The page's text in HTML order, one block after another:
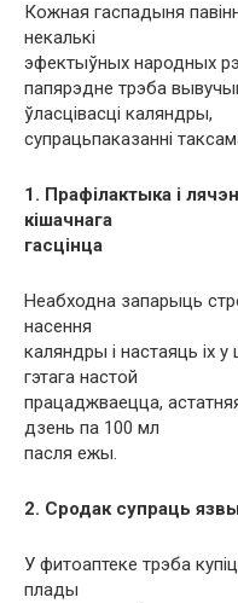
Кожная гаспадыня
некалькі
эфектыўных народных
папярэдне трэба
ўласцівасці каляндры,
супрацьпаказанні
1. Прафілактыка і
кішачнага
гасцінца
Неабходна запарыць
насення
каляндры і настаяць іх
гэтага настой
працаджваецца,
дзень па 100 мл
пасля ежы.
2. Сродак супраць
У фитоаптеке трэба
плады